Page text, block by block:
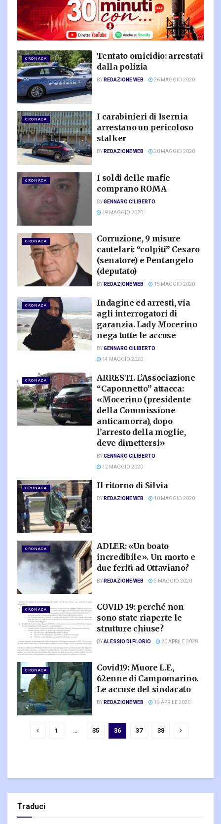
CRONACA
Tentato omicidio: arrestati
dalla polizia
BYREDAZIONE WEB 26 MAGGIO 2020
CRONACA
I carabinieri di Isernia
arrestano un pericoloso
stalker
BYREDAZIONE WEB 20 MAGGIO 2020
CRONACA
I soldi delle mafie
comprano ROMA
BYGENNARO CILIBERTO
19 MAGGIO 2020
CRONACA
Corruzione, 9 misure
cautelari: “colpiti” Cesaro
(senatore) e Pentangelo
(deputato)
BYREDAZIONE WEB 15 MAGGIO 2020
CRONACA
Indagine ed arresti, via
agli interrogatori di
garanzia. Lady Mocerino
nega tutte le accuse
BYGENNARO CILIBERTO
14 MAGGIO 2020
CRONACA
ARRESTI. L’Associazione
“Caponnetto” attacca:
«Mocerino (presidente
della Commissione
anticamorra), dopo
l’arresto della moglie,
deve dimettersi»
BYGENNARO CILIBERTO
12 MAGGIO 2020
CRONACA Il ritorno di Silvia
BYREDAZIONE WEB 10 MAGGIO 2020
CRONACA
ADLER: «Un boato
incredibile». Un morto e
due feriti ad Ottaviano?
BYREDAZIONE WEB 5 MAGGIO 2020
CRONACA
COVID-19: perché non
sono state riaperte le
strutture chiuse?
BYALESSIO DI FLORIO 20 APRILE 2020
CRONACA
Covid19: Muore L.F.,
62enne di Campomarino.
Le accuse del sindacato
BYREDAZIONE WEB 19 APRILE 2020
1 … 35 36 37 38
Traduci